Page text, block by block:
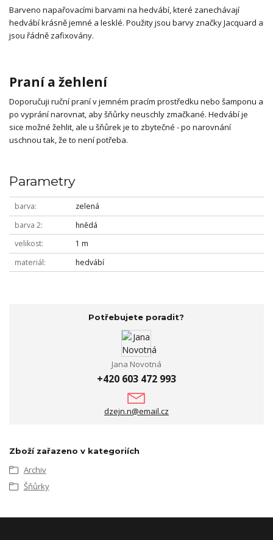
Barveno napařovacími barvami na hedvábí, které zanechávají
hedvábí krásně jemné a lesklé. Použity jsou barvy značky Jacquard a
jsou řádně zafixovány.
Praní a žehlení
Doporučuji ruční praní v jemném pracím prostředku nebo šamponu a
po vyprání narovnat, aby šňůrky neuschly zmačkané. Hedvábí je
sice možné žehlit, ale u šňůrek je to zbytečné - po narovnání
uschnou tak, že to není potřeba.
Parametry
barva
zelená
barva 2
hnědá
velikost
1 m
materiál
hedvábí
Potřebujete poradit?
Jana Novotná
+420 603 472 993
dzejn.n@email.cz
Zboží zařazeno v kategoriích
Archiv
Šňůrky